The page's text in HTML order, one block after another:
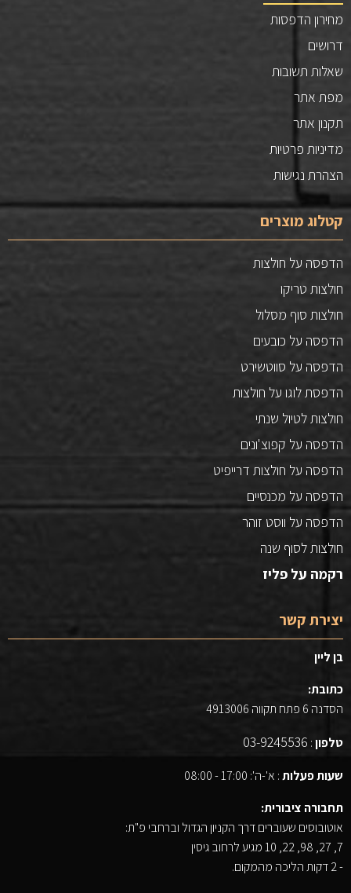
מחירון הדפסות
דרושים
שאלות תשובות
מפת אתר
תקנון אתר
מדיניות פרטיות
הצהרת נגישות
קטלוג מוצרים
הדפסה על חולצות
חולצות טריקו
חולצות סוף מסלול
הדפסה על כובעים
הדפסה על סווטשירט
הדפסת לוגו על חולצות
חולצות לטיול שנתי
הדפסה על קפוצ'ונים
הדפסה על חולצות דרייפיט
הדפסה על מכנסיים
הדפסה על ווסט זוהר
חולצות לסוף שנה
רקמה על פליז
יצירת קשר
בן ליין
כתובת:
הסדנה 6 פתח תקווה 4913006
טלפון:
03-9245536
שעות פעלות: א'-ה': 17:00 - 08:00
תחבורה ציבורית:
אוטובוסים שעוברים דרך הקניון הגדול וברחבי פ"ת:
7, 27, 98, 22, 10 מגיע לרחוב גיסין
- 2 דקות הליכה מהמקום.